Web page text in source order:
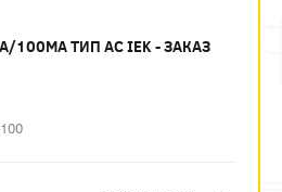
100МА ТИП AC IEK - ЗАКАЗ